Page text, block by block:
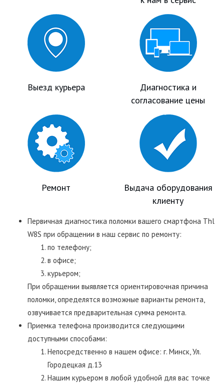
Выезд курьера
Диагностика и
согласование цены
Ремонт
Выдача оборудования
клиенту
Первичная диагностика поломки вашего смартфона Thl
W8S при обращении в наш сервис по ремонту:
по телефону;
в офисе;
курьером;
При обращении выявляется ориентировочная причина
поломки, определятся возможные варианты ремонта,
озвучивается предварительная сумма ремонта.
Приемка телефона производится следующими
доступными способами:
Непосредственно в нашем офисе: г. Минск, Ул.
Городецкая д.13
Нашим курьером в любой удобной для вас точке